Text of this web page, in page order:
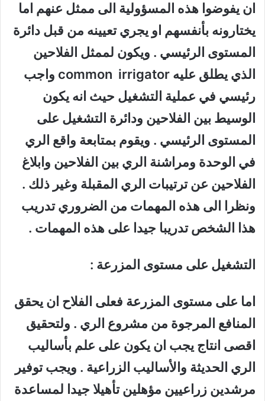
ان يفوضوا هذه المسؤولية الى ممثل عنهم اما
يختارونه بأنفسهم او يجري تعيينه من قبل دائرة
المستوى الرئيسي . ويكون لممثل الفلاحين
الذي يطلق عليه common irrigator واجب
رئيسي في عملية التشغيل حيث انه يكون
الوسيط بين الفلاحين ودائرة التشغيل على
المستوى الرئيسي . ويقوم بمتابعة واقع الري
في الوحدة ومراشنة الري بين الفلاحين وابلاغ
الفلاحين عن ترتيبات الري المقبلة وغير ذلك .
ونظرا الى هذه المهمات من الضروري تدريب
هذا الشخص تدريبا جيدا على هذه المهمات .
التشغيل على مستوى المزرعة :
اما على مستوى المزرعة فعلى الفلاح ان يحقق
المنافع المرجوة من مشروع الري . ولتحقيق
اقصى انتاج يجب ان يكون على علم بأساليب
الري الحديثة والأساليب الزراعية . ويجب توفير
مرشدين زراعيين مؤهلين تأهيلا جيدا لمساعدة